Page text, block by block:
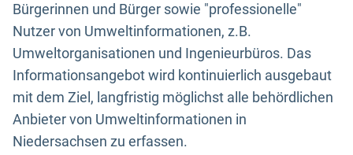
Bürgerinnen und Bürger sowie "professionelle"
Nutzer von Umweltinformationen, z.B.
Umweltorganisationen und Ingenieurbüros. Das
Informationsangebot wird kontinuierlich ausgebaut
mit dem Ziel, langfristig möglichst alle behördlichen
Anbieter von Umweltinformationen in
Niedersachsen zu erfassen.